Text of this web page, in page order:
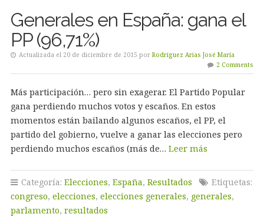
Generales en España: gana el
PP (96,71%)
Actualizada el 20 de diciembre de 2015 por Rodríguez Arias José María
2 Comments
Más participación… pero sin exagerar. El Partido Popular
gana perdiendo muchos votos y escaños. En estos
momentos están bailando algunos escaños, el PP, el
partido del gobierno, vuelve a ganar las elecciones pero
perdiendo muchos escaños (más de… Leer más
Categoría: Elecciones, España, Resultados
Etiquetas:
congreso, elecciones, elecciones generales, generales,
parlamento, resultados